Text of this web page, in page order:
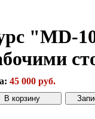
"MD-
45 000 руб.